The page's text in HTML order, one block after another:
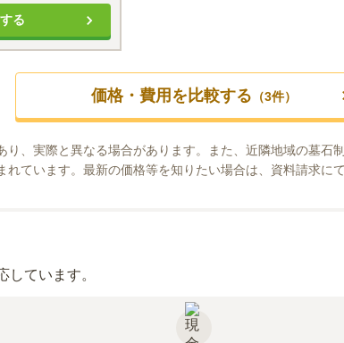
る
価格・費用を比較する （3件）
り、実際と異なる場合があります。また、近隣地域の墓石
れています。最新の価格等を知りたい場合は、資料請求に
しています。